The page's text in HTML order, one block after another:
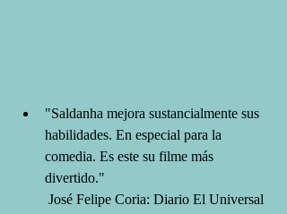
"Saldanha mejora sustancialmente sus
habilidades. En especial para la
comedia. Es este su filme más
divertido."
José Felipe Coria: Diario El Universal